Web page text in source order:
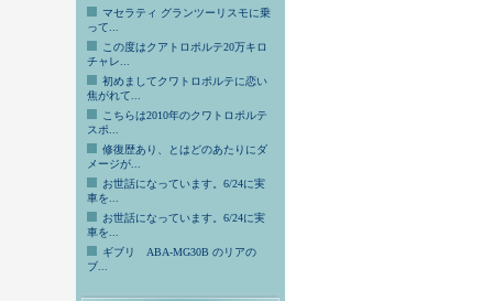
マセラティ グランツーリスモに乗
って...
この度はクアトロポルテ20万キロ
チャレ...
初めましてクワトロポルテに恋い
焦がれて...
こちらは2010年のクワトロポルテ
スポ...
修復歴あり、とはどのあたりにダ
メージが...
お世話になっています。6/24に実
車を...
お世話になっています。6/24に実
車を...
ギブリ ABA-MG30B のリアの
ブ...